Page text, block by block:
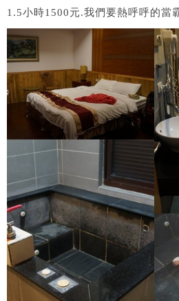
1.5小時1500元.我們要熱呼呼的當